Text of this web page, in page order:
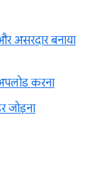
असरदार बनाया
करना
जोड़ना